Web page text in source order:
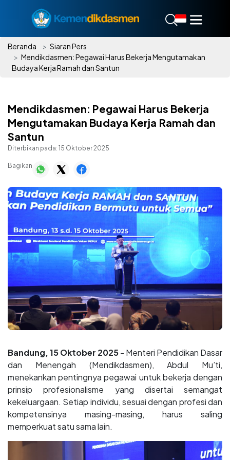
Beranda
Siaran Pers
Mendikdasmen: Pegawai Harus Bekerja Mengutamakan
Budaya Kerja Ramah dan Santun
Mendikdasmen: Pegawai Harus Bekerja
Mengutamakan Budaya Kerja Ramah dan
Santun
Diterbikan pada: 15 Oktober 2025
Bagikan
Bandung, 15 Oktober 2025- Menteri Pendidikan Dasar
dan Menengah (Mendikdasmen), Abdul Mu’ti,
menekankan pentingnya pegawai untuk bekerja dengan
prinsip profesionalisme yang disertai semangat
kekeluargaan. Setiap individu, sesuai dengan profesi dan
kompetensinya masing-masing, harus saling
memperkuat satu sama lain.